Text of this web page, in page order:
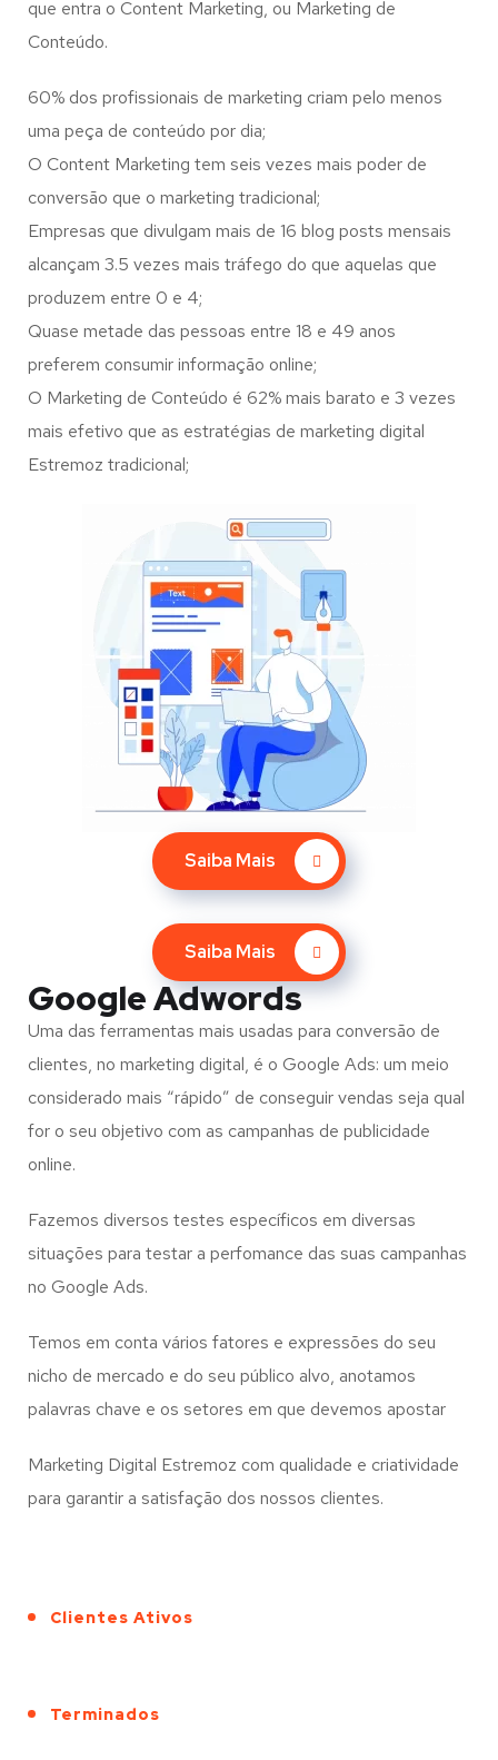
que entra o Content Marketing, ou Marketing de
Conteúdo.
60% dos profissionais de marketing criam pelo menos
uma peça de conteúdo por dia;
O Content Marketing tem seis vezes mais poder de
conversão que o marketing tradicional;
Empresas que divulgam mais de 16 blog posts mensais
alcançam 3.5 vezes mais tráfego do que aquelas que
produzem entre 0 e 4;
Quase metade das pessoas entre 18 e 49 anos
preferem consumir informação online;
O Marketing de Conteúdo é 62% mais barato e 3 vezes
mais efetivo que as estratégias de marketing digital
Estremoz tradicional;
Saiba Mais
Saiba Mais
Google Adwords
Uma das ferramentas mais usadas para conversão de
clientes, no marketing digital, é o Google Ads: um meio
considerado mais “rápido” de conseguir vendas seja qual
for o seu objetivo com as campanhas de publicidade
online.
Fazemos diversos testes específicos em diversas
situações para testar a perfomance das suas campanhas
no Google Ads.
Temos em conta vários fatores e expressões do seu
nicho de mercado e do seu público alvo, anotamos
palavras chave e os setores em que devemos apostar
Marketing Digital Estremoz com qualidade e criatividade
para garantir a satisfação dos nossos clientes.
Clientes Ativos
Terminados